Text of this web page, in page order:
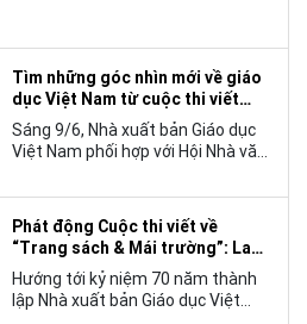
tế, mà còn góp phần đưa những
câu chuyện mang đậm bản sắc
văn hóa Việt Nam bước ra thế giới.
Tìm những góc nhìn mới về giáo
dục Việt Nam từ cuộc thi viết
“Trang sách và Mái trường”
Sáng 9/6, Nhà xuất bản Giáo dục
Việt Nam phối hợp với Hội Nhà văn
cuộc thi viết về “Trang sách và
Mái trường”, hướng tới kỷ niệm 70
năm thành lập Nhà xuất bản Giáo
dục Việt Nam vào năm 2027.
Phát động Cuộc thi viết về
“Trang sách & Mái trường”: Lan
tỏa tình yêu học tập, tôn vinh
những giá trị bền vững của giáo
dục
Hướng tới kỷ niệm 70 năm thành
lập Nhà xuất bản Giáo dục Việt